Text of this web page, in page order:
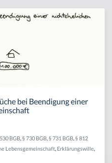
bei Beendigung einer
BGB § 730 BGB § 731 BGB § 812
Lebensgemeinschaft Erklärungswille